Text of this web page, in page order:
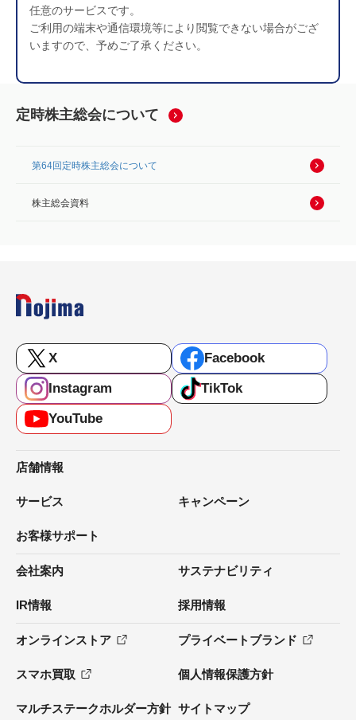
任意のサービスです。
ご利用の端末や通信環境等により閲覧できない場合がござ
いますので、予めご了承ください。
定時株主総会について
第64回定時株主総会について
株主総会資料
X
Facebook
Instagram
TikTok
YouTube
店舗情報
サービス キャンペーン
お客様サポート
会社案内 サステナビリティ
IR情報 採用情報
オンラインストア プライベートブランド
スマホ買取 個人情報保護方針
マルチステークホルダー方針 サイトマップ